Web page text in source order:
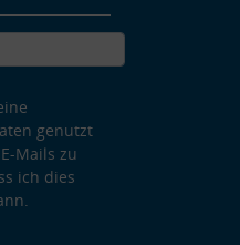
genutzt
Mails zu
ich dies